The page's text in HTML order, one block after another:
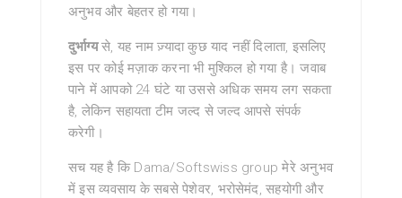
अनुभव और बेहतर हो गया।
दुर्भाग्यसे, यह नाम ज़्यादा कुछ याद नहीं दिलाता, इसलिए
इस पर कोई मज़ाक करना भी मुश्किल हो गया है। जवाब
पाने में आपको 24 घंटे या उससे अधिक समय लग सकता
है, लेकिन सहायता टीम जल्द से जल्द आपसे संपर्क
करेगी।
सच यह है कि Dama/Softswiss group मेरे अनुभव
में इस व्यवसाय के सबसे पेशेवर, भरोसेमंद, सहयोगी और